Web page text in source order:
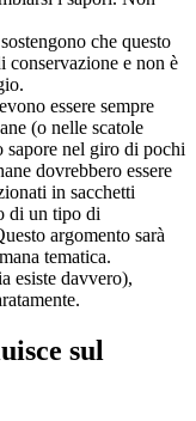
che questo
e non è
essere sempre
(o nelle scatole
nel giro di pochi
dovrebbero essere
in sacchetti
di un tipo di
argomento sarà
tematica.
esiste davvero),
sul